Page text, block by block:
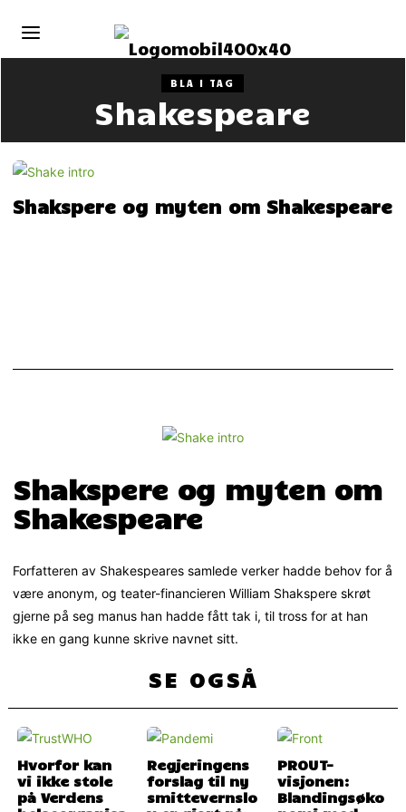
BLA I TAG
Shakespeare
Shakspere og myten om Shakespeare
Shakspere og myten om
Shakespeare
Forfatteren av Shakespeares samlede verker hadde behov for å
være anonym, og teater-financieren William Shakspere skrøt
gjerne på seg manus han hadde fått tak i, til tross for at han
ikke en gang kunne skrive navnet sitt.
SE OGSÅ
Hvorfor kan
vi ikke stole
på Verdens
Regjeringens
forslag til ny
smittevernslo
PROUT-
visjonen:
Blandingsøko